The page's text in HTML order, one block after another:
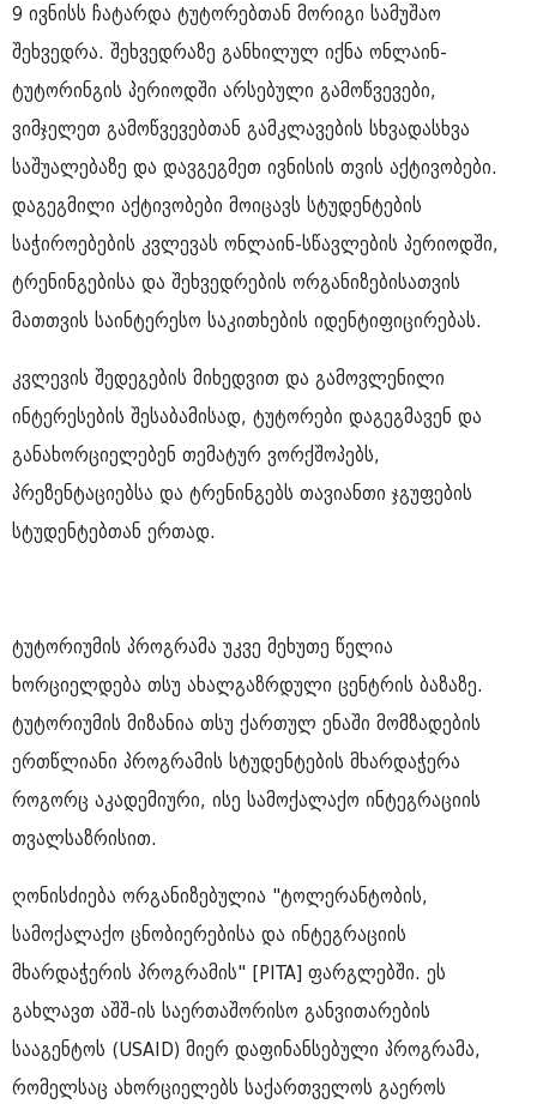
9 ივნისს ჩატარდა ტუტორებთან მორიგი სამუშაო
შეხვედრა. შეხვედრაზე განხილულ იქნა ონლაინ-
ტუტორინგის პერიოდში არსებული გამოწვევები,
ვიმჯელეთ გამოწვევებთან გამკლავების სხვადასხვა
საშუალებაზე და დავგეგმეთ ივნისის თვის აქტივობები.
დაგეგმილი აქტივობები მოიცავს სტუდენტების
საჭიროებების კვლევას ონლაინ-სწავლების პერიოდში,
ტრენინგებისა და შეხვედრების ორგანიზებისათვის
მათთვის საინტერესო საკითხების იდენტიფიცირებას.
კვლევის შედეგების მიხედვით და გამოვლენილი
ინტერესების შესაბამისად, ტუტორები დაგეგმავენ და
განახორციელებენ თემატურ ვორქშოპებს,
პრეზენტაციებსა და ტრენინგებს თავიანთი ჯგუფების
სტუდენტებთან ერთად.
ტუტორიუმის პროგრამა უკვე მეხუთე წელია
ხორციელდება თსუ ახალგაზრდული ცენტრის ბაზაზე.
ტუტორიუმის მიზანია თსუ ქართულ ენაში მომზადების
ერთწლიანი პროგრამის სტუდენტების მხარდაჭერა
როგორც აკადემიური, ისე სამოქალაქო ინტეგრაციის
თვალსაზრისით.
ღონისძიება ორგანიზებულია "ტოლერანტობის,
სამოქალაქო ცნობიერებისა და ინტეგრაციის
მხარდაჭერის პროგრამის" [PITA] ფარგლებში. ეს
გახლავთ აშშ-ის საერთაშორისო განვითარების
სააგენტოს (USAID) მიერ დაფინანსებული პროგრამა,
რომელსაც ახორციელებს საქართველოს გაეროს